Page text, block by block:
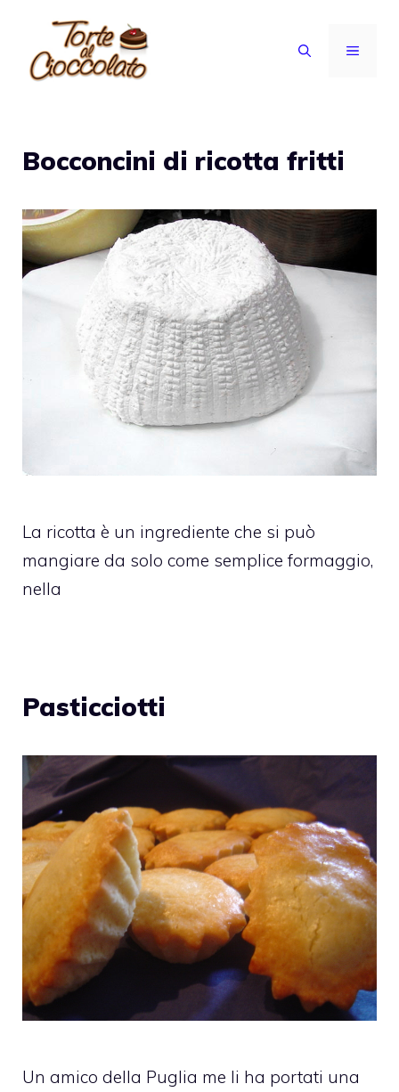
contenuto
MENU
Bocconcini di ricotta fritti
La ricotta è un ingrediente che si può
mangiare da solo come semplice formaggio,
nella
Pasticciotti
Un amico della Puglia me li ha portati una